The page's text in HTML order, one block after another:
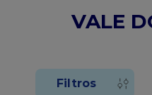
VALE
vela